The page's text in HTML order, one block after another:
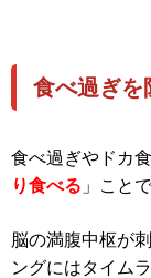
食べ過ぎを
食べ過ぎやドカ
り食べる 」こと
脳の満腹中枢が
ングにはタイム